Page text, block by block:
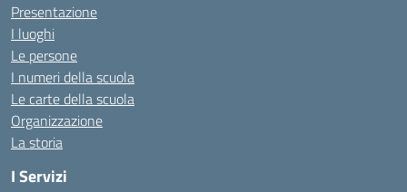
Presentazione
I luoghi
Le persone
I numeri della scuola
Le carte della scuola
Organizzazione
La storia
I Servizi